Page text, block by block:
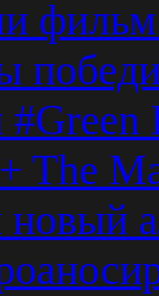
The
новый